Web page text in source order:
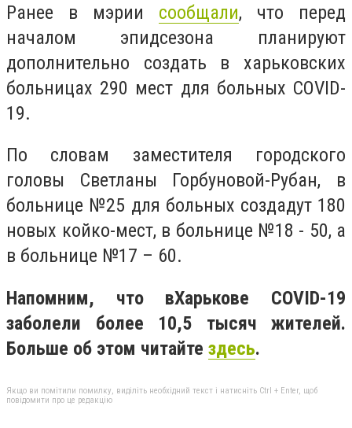
Ранее в мэрии сообщали, что перед
началом эпидсезона планируют
дополнительно создать в харьковских
больницах 290 мест для больных COVID-
19.
По словам заместителя городского
головы Светланы Горбуновой-Рубан, в
больнице №25 для больных создадут 180
новых койко-мест, в больнице №18 - 50, а
в больнице №17 – 60.
Напомним, что вХарькове COVID-19
заболели более 10,5 тысяч жителей.
Больше об этом читайте здесь.
Якщо ви помітили помилку, виділіть необхідний текст і натисніть Ctrl + Enter, щоб
повідомити про це редакцію